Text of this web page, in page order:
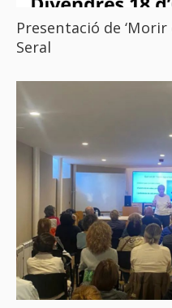
Presentació de ‘Morir
Seral